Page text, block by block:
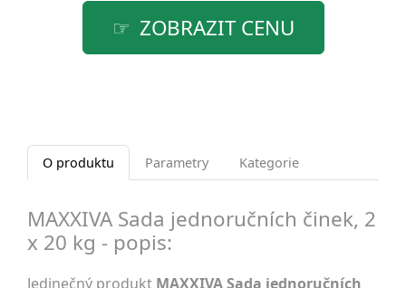
ZOBRAZIT CENU
O produktu Parametry Kategorie
MAXXIVA Sada jednoručních činek, 2
x 20 kg - popis:
Jedinečný produkt MAXXIVA Sada jednoručních